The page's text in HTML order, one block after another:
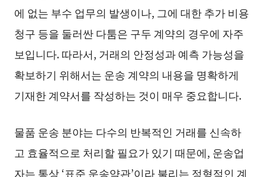
에 없는 부수 업무의 발생이나, 그에 대한 추가 비용
청구 등을 둘러싼 다툼은 구두 계약의 경우에 자주
보입니다. 따라서, 거래의 안정성과 예측 가능성을
확보하기 위해서는 운송 계약의 내용을 명확하게
기재한 계약서를 작성하는 것이 매우 중요합니다.
물품 운송 분야는 다수의 반복적인 거래를 신속하
고 효율적으로 처리할 필요가 있기 때문에, 운송업
자는 통상 ‘표준 운송약관’이라 불리는 정형적인 계